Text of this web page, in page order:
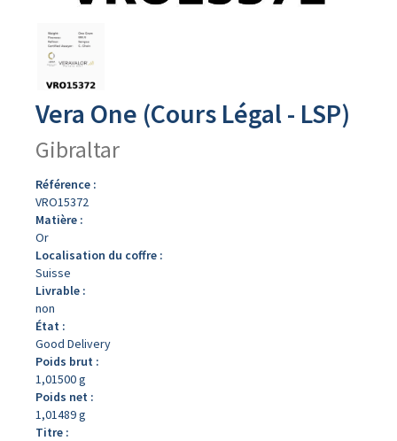
produit
Vera One (Cours Légal - LSP)
Gibraltar
Référence :
VRO15372
Matière :
Or
Localisation du coffre :
Suisse
Livrable :
non
État :
Good Delivery
Poids brut :
1,01500 g
Poids net :
1,01489 g
Titre :